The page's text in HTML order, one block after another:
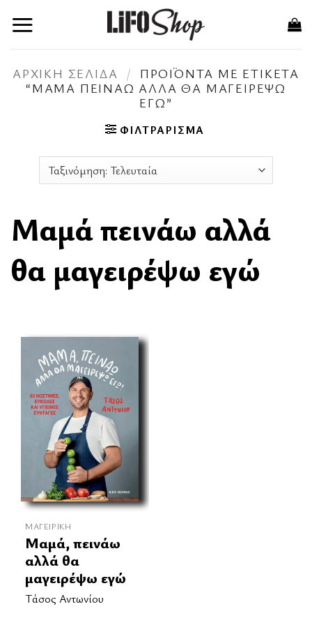
στο
ΑΡΧΙΚΉ ΣΕΛΊΔΑ /
ΠΡΟΪΌΝΤΑ ΜΕ ΕΤΙΚΈΤΑ
“ΜΑΜΆ ΠΕΙΝΆΩ ΑΛΛΆ ΘΑ ΜΑΓΕΙΡΈΨΩ
ΕΓΏ”
ΦΙΛΤΡΆΡΙΣΜΑ
Μαμά πεινάω αλλά
θα μαγειρέψω εγώ
ΜΑΓΕΙΡΙΚΉ
Μαμά, πεινάω
αλλά θα
μαγειρέψω εγώ
Τάσος Αντωνίου